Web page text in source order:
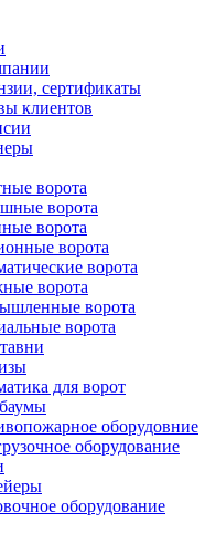
сертификаты
клиентов
ворота
ворота
ворота
ворота
ворота
ворота
ворота
ворота
для ворот
оборудовние
оборудование
оборудование